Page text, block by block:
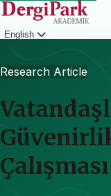
English
Research Article
Çalışması